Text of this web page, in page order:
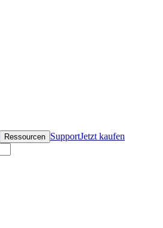
Ressourcen SupportJetzt kaufen